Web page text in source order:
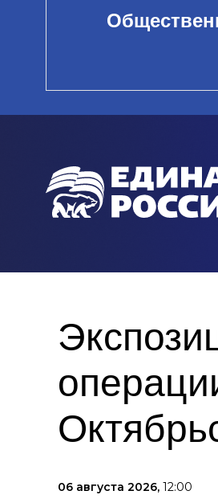
06 августа 2026, 12:00